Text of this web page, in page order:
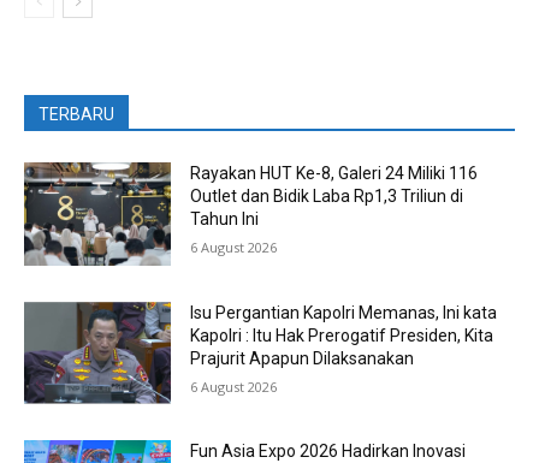
TERBARU
Rayakan HUT Ke-8, Galeri 24 Miliki 116
Outlet dan Bidik Laba Rp1,3 Triliun di
Tahun Ini
6 August 2026
Isu Pergantian Kapolri Memanas, Ini kata
Kapolri : Itu Hak Prerogatif Presiden, Kita
Prajurit Apapun Dilaksanakan
6 August 2026
Fun Asia Expo 2026 Hadirkan Inovasi